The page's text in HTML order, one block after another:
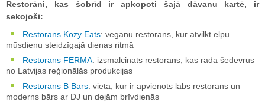
Restorāni, kas šobrīd ir apkopoti šajā dāvanu kartē, ir
sekojoši:
Restorāns Kozy Eats: vegānu restorāns, kur atvilkt elpu
mūsdienu steidzīgajā dienas ritmā
Restorāns FERMA: izsmalcināts restorāns, kas rada šedevrus
no Latvijas reģionālās produkcijas
Restorāns B Bārs: vieta, kur ir apvienots labs restorāns un
moderns bārs ar DJ un dejām brīvdienās